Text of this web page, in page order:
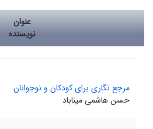
عنوان
نویسنده
مرجع نگارى براى کودکان و نوجوانان
حسن هاشمى میناباد